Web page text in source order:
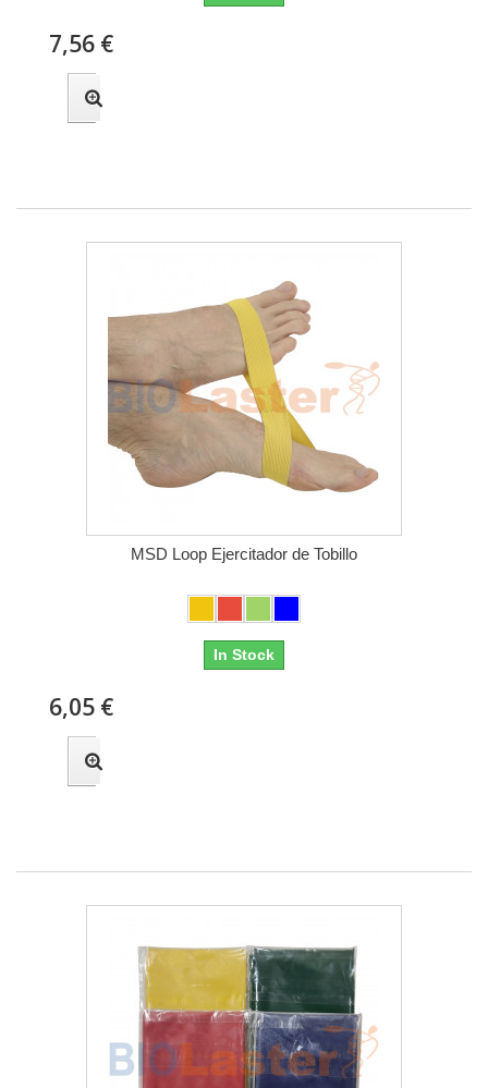
7,56 €
MSD Loop Ejercitador de Tobillo
In Stock
6,05 €